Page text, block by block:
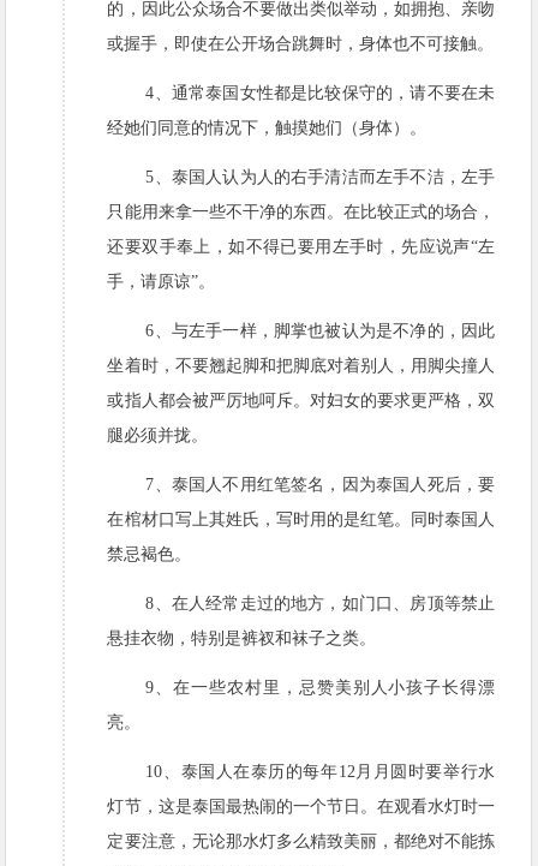
的，因此公众场合不要做出类似举动，如拥抱、亲吻
或握手，即使在公开场合跳舞时，身体也不可接触。
4、通常泰国女性都是比较保守的，请不要在未
经她们同意的情况下，触摸她们（身体）。
5、泰国人认为人的右手清洁而左手不洁，左手
只能用来拿一些不干净的东西。在比较正式的场合，
还要双手奉上，如不得已要用左手时，先应说声“左
手，请原谅”。
6、与左手一样，脚掌也被认为是不净的，因此
坐着时，不要翘起脚和把脚底对着别人，用脚尖撞人
或指人都会被严厉地呵斥。对妇女的要求更严格，双
腿必须并拢。
7、泰国人不用红笔签名，因为泰国人死后，要
在棺材口写上其姓氏，写时用的是红笔。同时泰国人
禁忌褐色。
8、在人经常走过的地方，如门口、房顶等禁止
悬挂衣物，特别是裤衩和袜子之类。
9、在一些农村里，忌赞美别人小孩子长得漂
亮。
10、泰国人在泰历的每年12月月圆时要举行水
灯节，这是泰国最热闹的一个节日。在观看水灯时一
定要注意，无论那水灯多么精致美丽，都绝对不能拣